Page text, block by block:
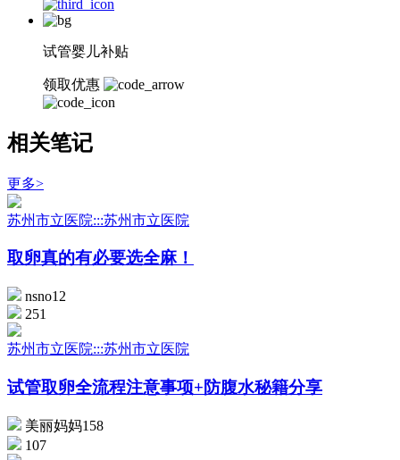
试管婴儿补贴
领取优惠
相关笔记
更多>
苏州市立医院:::苏州市立医院
取卵真的有必要选全麻！
nsno12
251
苏州市立医院:::苏州市立医院
试管取卵全流程注意事项+防腹水秘籍分享
美丽妈妈158
107